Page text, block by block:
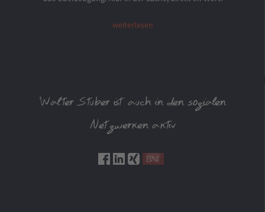
weiterlesen
Walter Stuber ist auch in den sozialen
Netzwerken aktiv